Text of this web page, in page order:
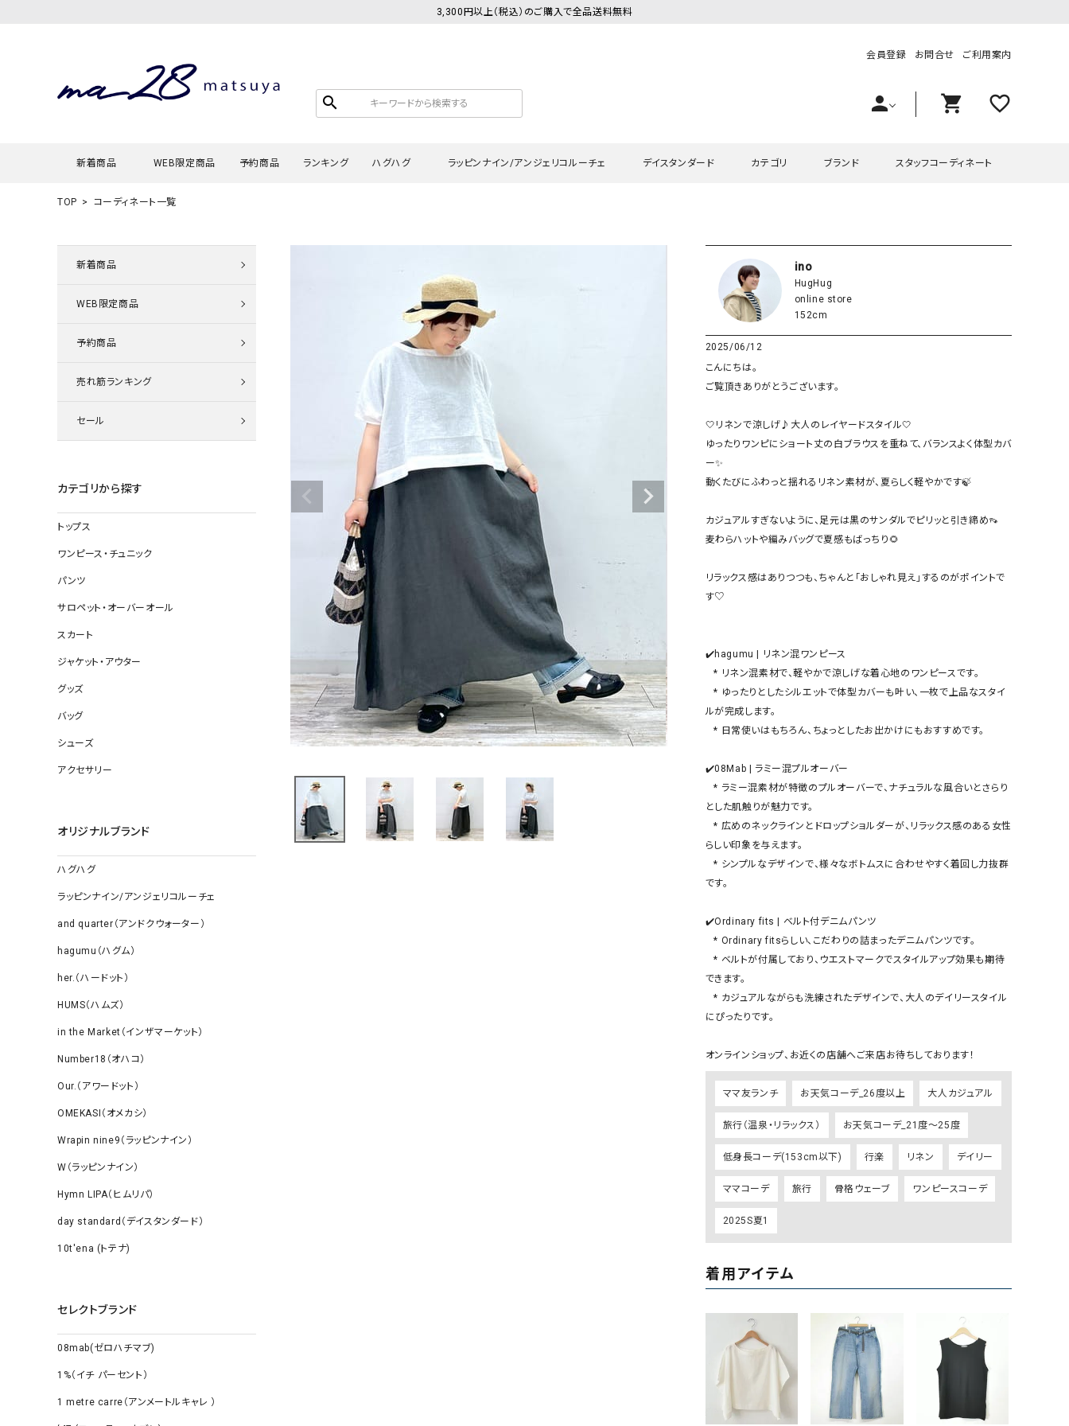
3,300円以上（税込）のご購入で全品送料無料
search
会員登録 お問合せ ご利用案内
person shopping_cart favorite_outline
新着商品 WEB限定商品 予約商品 ランキング ハグハグ
その他のパンツ
その他スカート
ジャケット すべて見る
帽子
ソックス
その他雑貨
ラッピンナイン/アンジェリコルーチェ
カーディガン
ベスト
ニット
タンクトップ・キャミソール
デニムパンツ
その他のパンツ
シューズ
アクセサリー
デイスタンダード
シャツ・ブラウス
チュニック
その他スカート
すべて見る
靴
帽子
ソックス・その他雑貨
カテゴリ
ワンピース・チュニック
サロペット・オーバーオール
スカート
ジャケット・アウター
グッズ
サロペット・オーバーオール
グッズ
ブランド
ラッピンナイン/アンジェリコルーチェ
hagumu（ハグム）
her.（ハードット）
and quarter（アンドクウォーター） HUMS（ハムズ）
Wrapin nine9（ラッピンナイン）
1%（イチ パーセント） LAOCOONTE（ラオコンテ）
1 metre carre（アンメートルキャレ ）
ASFVLT（アスファルト）
Antiquite's（アンティークス）
リー）
blue willow（ブルーウィロー）
blue willow（ブルーウィロー） prit（プリット）
CUBE SUGAR（キューブシュガー）
Champion（チャンピオン）
DENIM DUNGAREE（デニムダンガリー） SO（エスオー）
EVOL（イーボル）
SCOTCH&SODA（スコッチ
GO TO HOLLYWOOD（ゴートゥーハリウ
ッド）
THIRTY（サーティ）
G-STAR RAW（ジースターロウ） tumugu:（ツムグ）
GOOD SPEED（グッドスピード） un cinq（アンサンク）
GAIMO（ガイモ）
UNIVERSAL OVERALL（
オーバーオール）
（ｇ） （グラム）
HUNTER（ハンター） WILD THINGS（ワイルドシ
ICHI（イチ）
ILIMA（イリマ）
スタッフコーディネート
TOP コーディネート一覧
新着商品
WEB限定商品
予約商品
売れ筋ランキング
セール
カテゴリから探す
トップス
ワンピース・チュニック
パンツ
サロペット・オーバーオール
スカート
ジャケット・アウター
グッズ
バッグ
シューズ
アクセサリー
オリジナルブランド
ハグハグ
ラッピンナイン/アンジェリコルーチェ
and quarter（アンドクウォーター）
hagumu（ハグム）
her.（ハードット）
HUMS（ハムズ）
in the Market（インザマーケット）
Number18（オハコ）
Our.（アワードット）
OMEKASI（オメカシ）
Wrapin nine9（ラッピンナイン）
W（ラッピンナイン）
Hymn LIPA（ヒムリパ）
day standard（デイスタンダード）
10t'ena (トテナ)
セレクトブランド
08mab(ゼロハチマブ)
1%（イチ パーセント）
1 metre carre（アンメートルキャレ ）
ino
HugHug
online store
152cm
2025/06/12
こんにちは。
ご覧頂きありがとうございます。
🤍リネンで涼しげ♪大人のレイヤードスタイル🤍
ゆったりワンピにショート丈の白ブラウスを重ねて、バランスよく体型カバ
ー✨
動くたびにふわっと揺れるリネン素材が、夏らしく軽やかです🍃
カジュアルすぎないように、足元は黒のサンダルでピリッと引き締め👡
麦わらハットや編みバッグで夏感もばっちり🌻
リラックス感はありつつも、ちゃんと「おしゃれ見え」するのがポイントで
す♡
✔️hagumu | リネン混ワンピース
   * リネン混素材で、軽やかで涼しげな着心地のワンピースです。
   * ゆったりとしたシルエットで体型カバーも叶い、一枚で上品なスタイ
ルが完成します。
   * 日常使いはもちろん、ちょっとしたお出かけにもおすすめです。
✔️08Mab | ラミー混プルオーバー
   * ラミー混素材が特徴のプルオーバーで、ナチュラルな風合いとさらり
とした肌触りが魅力です。
   * 広めのネックラインとドロップショルダーが、リラックス感のある女性
らしい印象を与えます。
   * シンプルなデザインで、様々なボトムスに合わせやすく着回し力抜群
です。
✔️Ordinary fits | ベルト付デニムパンツ
   * Ordinary fitsらしい、こだわりの詰まったデニムパンツです。
   * ベルトが付属しており、ウエストマークでスタイルアップ効果も期待
できます。
   * カジュアルながらも洗練されたデザインで、大人のデイリースタイル
にぴったりです。
オンラインショップ、お近くの店舗へご来店お待ちしております！
ママ友ランチ お天気コーデ_26度以上 大人カジュアル
旅行（温泉・リラックス） お天気コーデ_21度～25度
低身長コーデ(153cm以下) 行楽 リネン デイリー
ママコーデ 旅行 骨格ウェーブ ワンピースコーデ
2025S夏1
着用アイテム